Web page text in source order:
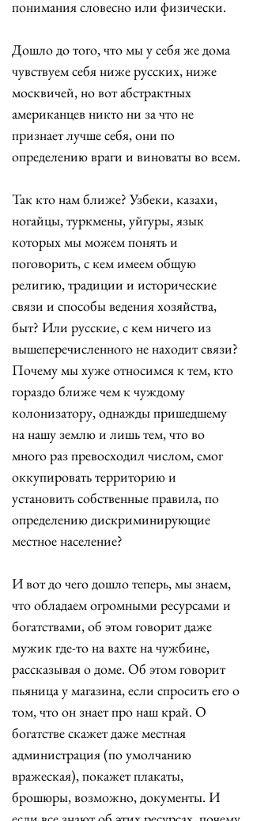
понимания словесно или физически.
Дошло до того, что мы у себя же дома
чувствуем себя ниже русских, ниже
москвичей, но вот абстрактных
американцев никто ни за что не
признает лучше себя, они по
определению враги и виноваты во всем.
Так кто нам ближе? Узбеки, казахи,
ногайцы, туркмены, уйгуры, язык
которых мы можем понять и
поговорить, с кем имеем общую
религию, традиции и исторические
связи и способы ведения хозяйства,
быт? Или русские, с кем ничего из
вышеперечисленного не находит связи?
Почему мы хуже относимся к тем, кто
гораздо ближе чем к чуждому
колонизатору, однажды пришедшему
на нашу землю и лишь тем, что во
много раз превосходил числом, смог
оккупировать территорию и
установить собственные правила, по
определению дискриминирующие
местное население?
И вот до чего дошло теперь, мы знаем,
что обладаем огромными ресурсами и
богатствами, об этом говорит даже
мужик где-то на вахте на чужбине,
рассказывая о доме. Об этом говорит
пьяница у магазина, если спросить его о
том, что он знает про наш край. О
богатстве скажет даже местная
администрация (по умолчанию
вражеская), покажет плакаты,
брошюры, возможно, документы. И